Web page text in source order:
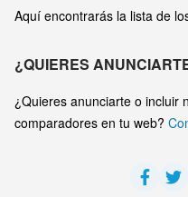
Aquí encontrarás la lista de
¿QUIERES
¿Quieres anunciarte o incluir
comparadores en tu web?